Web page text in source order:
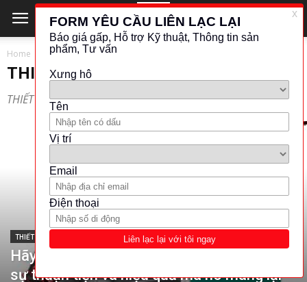
Home THIẾT BỊ PHÂN TÍCH
THIẾT BỊ PHÂN TÍCH
THIẾT BỊ PHÂN TÍCH
THIẾT BỊ PHÂN TÍCH
Hãy tập trung vào giá trị của sản phẩm,
sự thuận tiện và hiệu quả mà nó mang lại